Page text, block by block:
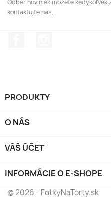
Odber noviniek môžete kedykoľvek
kontaktujte nás.
PRODUKTY
O NÁS
VÁŠ ÚČET
INFORMÁCIE O E-SHOPE
© 2026 - FotkyNaTorty.sk